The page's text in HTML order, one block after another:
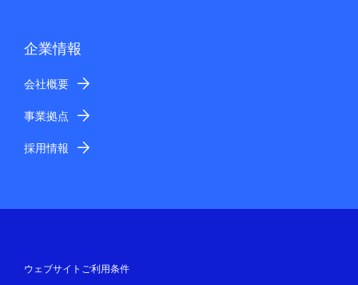
企業情報
会社概要
事業拠点
採用情報
ウェブサイトご利用条件